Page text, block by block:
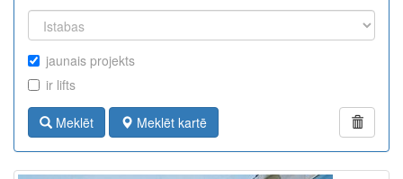
jaunais projekts
ir lifts
Meklēt Meklēt kartē